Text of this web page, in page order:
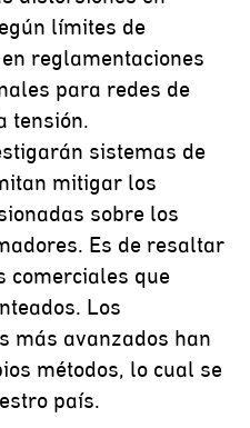
límites de
reglamentaciones
para redes de
tensión.
sistemas de
mitigar los
sobre los
Es de resaltar
comerciales que
Los
más avanzados han
métodos, lo cual se
país.